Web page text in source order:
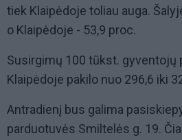
tiek Klaipėdoje toliau auga.
o Klaipėdoje - 53,9 proc.
Susirgimų 100 tūkst. gyventojų
Klaipėdoje pakilo nuo 296,6 iki
Antradienį bus galima
parduotuvės Smiltelės g. 19.